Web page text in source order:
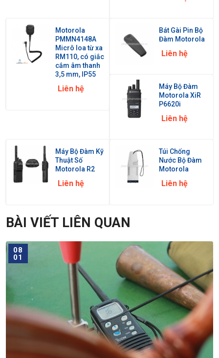
Motorola
PMMN4148A
Micrô loa từ xa
RM110, có giắc
cắm âm thanh
3,5 mm, IP55
Liên hệ
Bát Gài Pin Bộ
Đàm Motorola
Liên hệ
Máy Bộ Đàm
Motorola XiR
P6620i
Liên hệ
Máy Bộ Đàm Kỹ
Thuật Số
Motorola R2
Liên hệ
Túi Chống
Nước Bộ Đàm
Motorola
Liên hệ
BÀI VIẾT LIÊN QUAN
08
01